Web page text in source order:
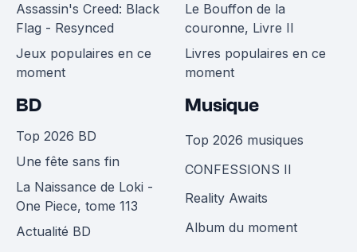
Assassin's Creed: Black
Flag - Resynced
Jeux populaires en ce
moment
Le Bouffon de la
couronne, Livre II
Livres populaires en ce
moment
BD
Top 2026 BD
Une fête sans fin
La Naissance de Loki -
One Piece, tome 113
Actualité BD
Musique
Top 2026 musiques
CONFESSIONS II
Reality Awaits
Album du moment